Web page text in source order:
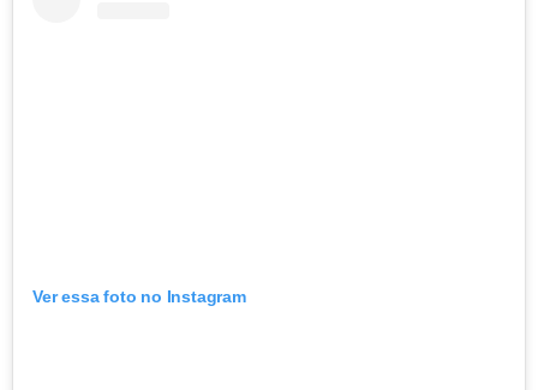
Ver essa foto no Instagram